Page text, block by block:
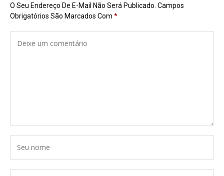
O Seu Endereço De E-Mail Não Será Publicado. Campos
Obrigatórios São Marcados Com *